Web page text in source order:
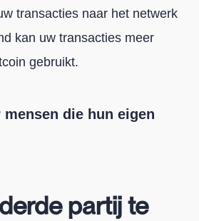
transacties naar het netwerk
kan uw transacties meer
gebruikt.
die hun eigen
partij te